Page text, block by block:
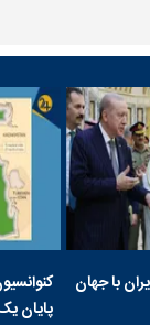
با جهان
پایان